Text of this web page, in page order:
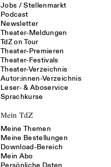
Jobs / Stellenmarkt
Podcast
Newsletter
Theater-Meldungen
TdZ on Tour
Theater-Premieren
Theater-Festivals
Theater-Verzeichnis
Autor:innen-Verzeichnis
Leser- & Aboservice
Sprachkurse
Mein TdZ
Meine Themen
Meine Bestellungen
Download-Bereich
Mein Abo